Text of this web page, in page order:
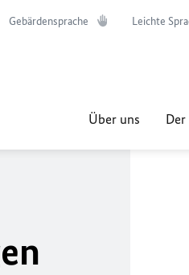
Gebärdensprache Leichte
Über uns